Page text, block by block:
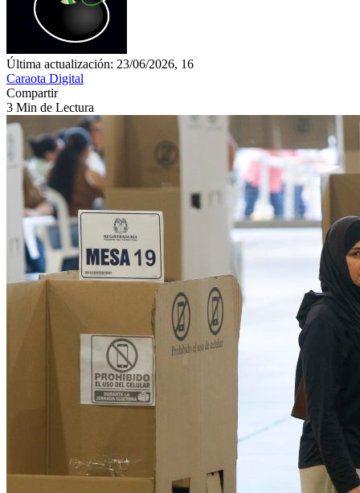
Última actualización: 23/06/2026, 16
Caraota Digital
Compartir
3 Min de Lectura